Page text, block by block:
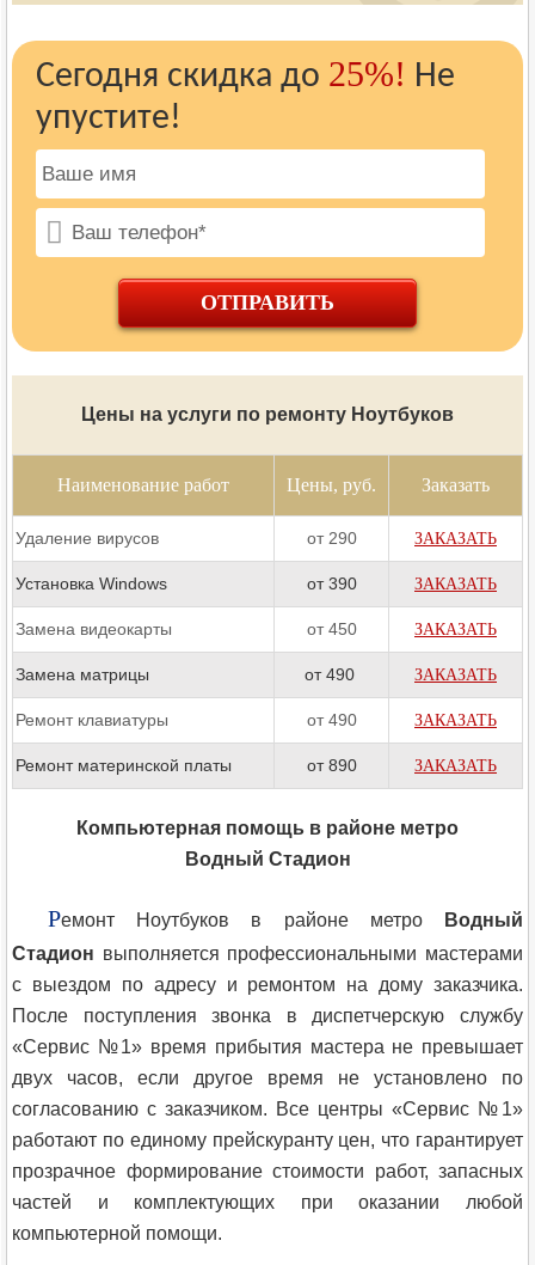
Сегодня скидка до 25%! Не
упустите!
ОТПРАВИТЬ
Цены на услуги по ремонту Ноутбуков
Наименование работ Цены, руб. Заказать
Удаление вирусов от 290 ЗАКАЗАТЬ
Установка Windows от 390 ЗАКАЗАТЬ
Замена видеокарты от 450 ЗАКАЗАТЬ
Замена матрицы от 490 ЗАКАЗАТЬ
Ремонт клавиатуры от 490 ЗАКАЗАТЬ
Ремонт материнской платы от 890 ЗАКАЗАТЬ
Компьютерная помощь в районе метро
Водный Стадион
Ремонт Ноутбуков в районе метро
Водный
Стадион выполняется профессиональными мастерами
с выездом по адресу и ремонтом на дому заказчика.
После поступления звонка в диспетчерскую службу
«Сервис №1» время прибытия мастера не превышает
двух часов, если другое время не установлено по
согласованию с заказчиком. Все центры «Сервис №1»
работают по единому прейскуранту цен, что гарантирует
прозрачное формирование стоимости работ, запасных
частей и комплектующих при оказании любой
компьютерной помощи.